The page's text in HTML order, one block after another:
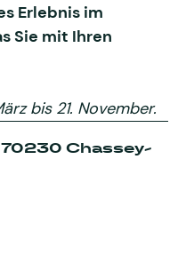
Erlebnis im
Sie mit Ihren
bis 21. November.
Chassey-